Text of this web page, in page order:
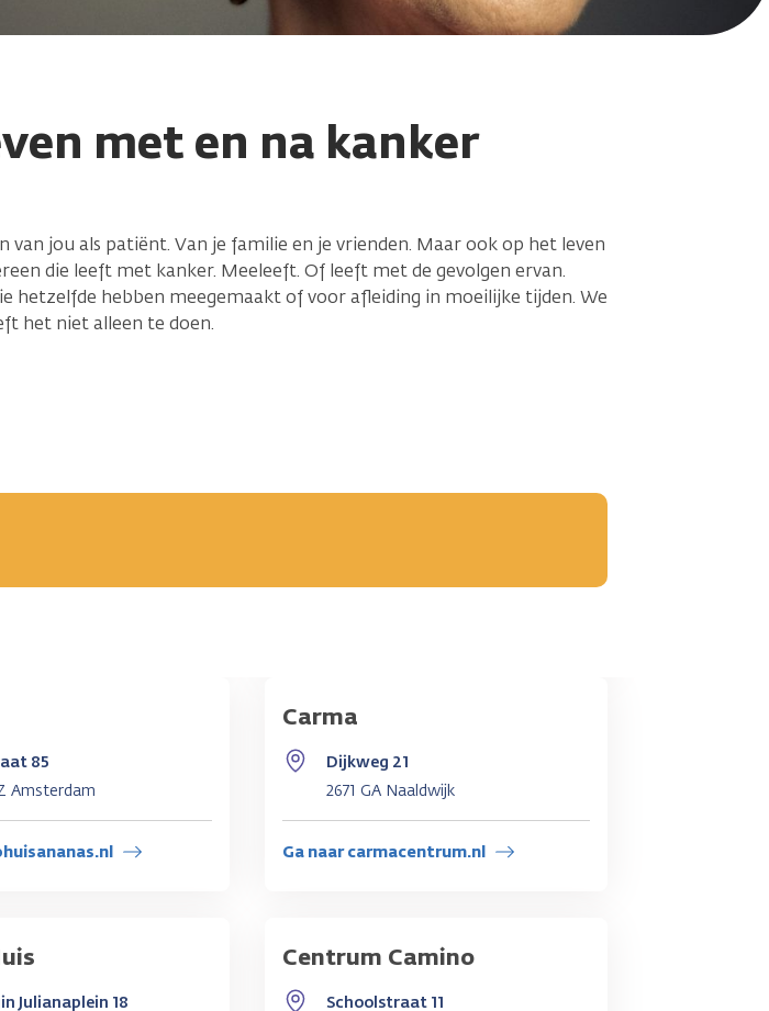
met en na kanker
jou als patiënt. Van je familie en je vrienden. Maar ook op het leven
die leeft met kanker. Meeleeft. Of leeft met de gevolgen ervan.
hetzelfde hebben meegemaakt of voor afleiding in moeilijke tijden. We
het niet alleen te doen.
85
Amsterdam
Julianaplein 18
Carma
Dijkweg 21
2671 GA Naaldwijk
Ga naar carmacentrum.nl
Centrum Camino
Schoolstraat 11